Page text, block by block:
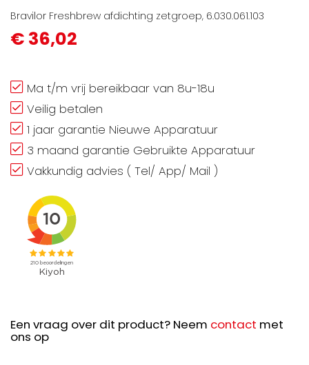
Bravilor Freshbrew afdichting zetgroep, 6.030.061.103
€ 36,02
Ma t/m vrij bereikbaar van 8u-18u
Veilig betalen
1 jaar garantie Nieuwe Apparatuur
3 maand garantie Gebruikte Apparatuur
Vakkundig advies ( Tel/ App/ Mail )
Een vraag over dit product? Neem contact met
ons op